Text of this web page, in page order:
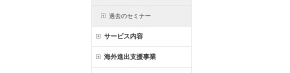
過去のセミナー
サービス内容
海外進出支援事業